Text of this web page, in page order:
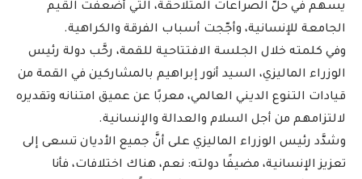
يسهم في حلّ الصراعات المتلاحقة، التي أضعفت القيم
الجامعة للإنسانية، وأجّجت أسباب الفرقة والكراهية.
وفي كلمته خلال الجلسة الافتتاحية للقمة، رحَّب دولة رئيس
الوزراء الماليزي، السيد أنور إبراهيم بالمشاركين في القمة من
قيادات التنوع الديني العالمي، معربًا عن عميق امتنانه وتقديره
لالتزامهم من أجل السلام والعدالة والإنسانية.
وشدَّد رئيس الوزراء الماليزي على أنَّ جميع الأديان تسعى إلى
تعزيز الإنسانية، مضيفًا دولته: نعم، هناك اختلافات، فأنا